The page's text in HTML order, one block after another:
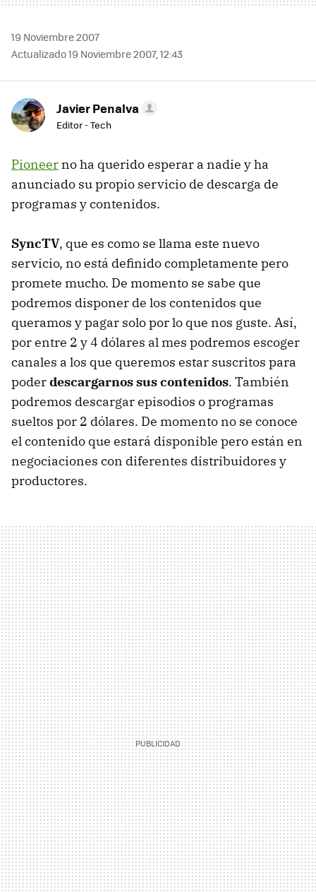
19 Noviembre 2007
Actualizado 19 Noviembre 2007, 12:43
Javier Penalva
Editor - Tech
Pioneer no ha querido esperar a nadie y ha
anunciado su propio servicio de descarga de
programas y contenidos.
SyncTV, que es como se llama este nuevo
servicio, no está definido completamente pero
promete mucho. De momento se sabe que
podremos disponer de los contenidos que
queramos y pagar solo por lo que nos guste. Así,
por entre 2 y 4 dólares al mes podremos escoger
canales a los que queremos estar suscritos para
poderdescargarnos sus contenidos. También
podremos descargar episodios o programas
sueltos por 2 dólares. De momento no se conoce
el contenido que estará disponible pero están en
negociaciones con diferentes distribuidores y
productores.